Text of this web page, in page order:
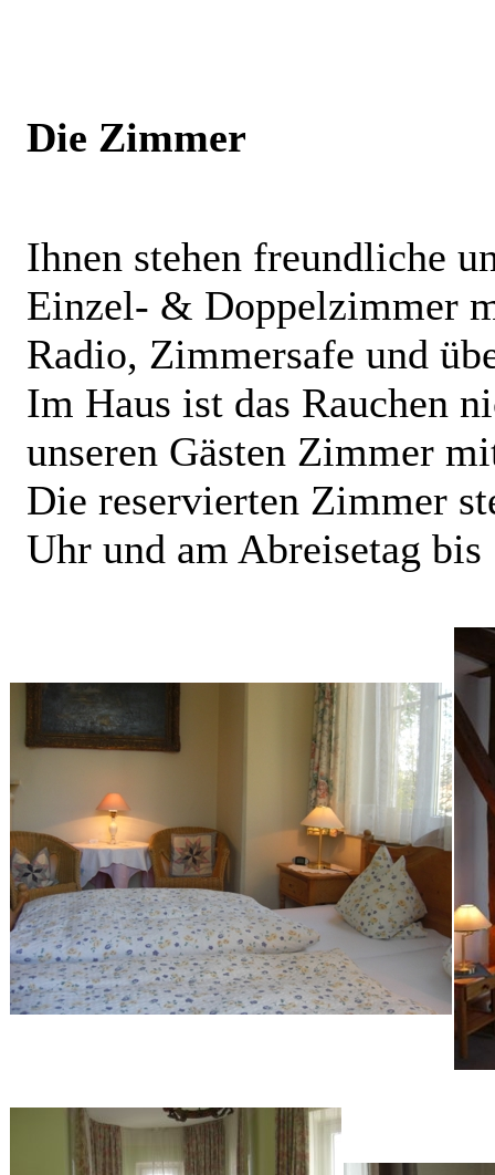
Die Zimmer
Ihnen stehen freundliche
Einzel- & Doppelzimmer
Radio, Zimmersafe und
Im Haus ist das Rauchen
unseren Gästen Zimmer
Die reservierten Zimmer
Uhr und am Abreisetag